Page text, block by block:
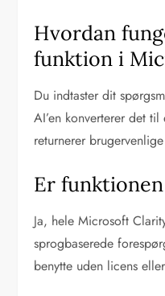
Hvordan
funktion i
Du indtaster dit
AI’en konverterer det
returnerer
Er
Ja, hele Microsoft
sprogbaserede
benytte uden licens